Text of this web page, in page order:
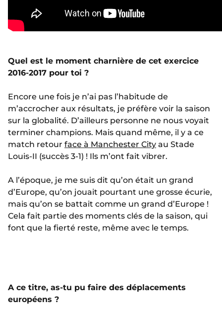
Quel est le moment charnière de cet exercice
2016-2017 pour toi ?
Encore une fois je n’ai pas l’habitude de
m’accrocher aux résultats, je préfère voir la saison
sur la globalité. D’ailleurs personne ne nous voyait
terminer champions. Mais quand même, il y a ce
match retour face à Manchester City au Stade
Louis-II (succès 3-1) ! Ils m’ont fait vibrer.
A l’époque, je me suis dit qu’on était un grand
d’Europe, qu’on jouait pourtant une grosse écurie,
mais qu’on se battait comme un grand d’Europe !
Cela fait partie des moments clés de la saison, qui
font que la fierté reste, même avec le temps.
A ce titre, as-tu pu faire des déplacements
européens ?